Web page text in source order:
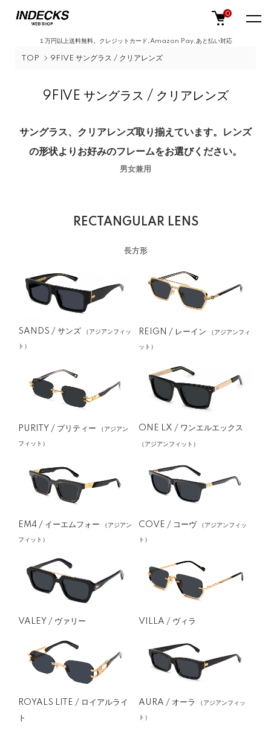
１万円以上送料無料。クレジットカード,Amazon Pay,あと払い対応
0
TOP 9FIVE サングラス / クリアレンズ
9FIVE サングラス / クリアレンズ
サングラス、クリアレンズ取り揃えています。レンズ
の形状よりお好みのフレームをお選びください。
男女兼用
RECTANGULAR LENS
長方形
SANDS / サンズ （アジアンフィッ
ト）
REIGN / レーイン （アジアンフィ
ット）
PURITY / プリティー （アジアン
フィット）
ONE LX / ワンエルエックス
（アジアンフィット）
EM4 / イーエムフォー （アジアン
フィット）
COVE / コーヴ （アジアンフィッ
ト）
VALEY / ヴァリー VILLA / ヴィラ
ROYALS LITE / ロイアルライ
ト
AURA / オーラ （アジアンフィッ
ト）